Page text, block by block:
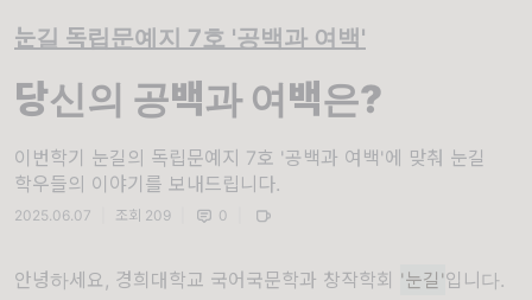
눈길 독립문예지 7호 '공백과 여백'
당신의 공백과 여백은?
이번학기 눈길의 독립문예지 7호 '공백과 여백'에 맞춰 눈길
학우들의 이야기를 보내드립니다.
2025.06.07 조회 209 0
안녕하세요, 경희대학교 국어국문학과 창작학회 '눈길'입니다.